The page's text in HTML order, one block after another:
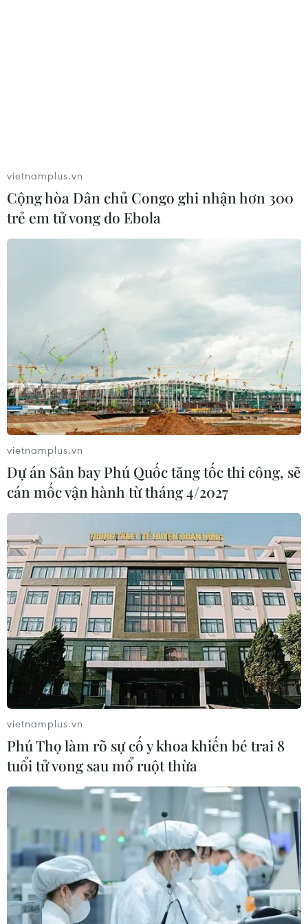
TIN CÙNG CHUYÊN MỤC
vietnamplus.vn
Cộng hòa Dân chủ Congo ghi nhận hơn 300
trẻ em tử vong do Ebola
vietnamplus.vn
Dự án Sân bay Phú Quốc tăng tốc thi công, sẽ
cán mốc vận hành từ tháng 4/2027
vietnamplus.vn
Phú Thọ làm rõ sự cố y khoa khiến bé trai 8
tuổi tử vong sau mổ ruột thừa